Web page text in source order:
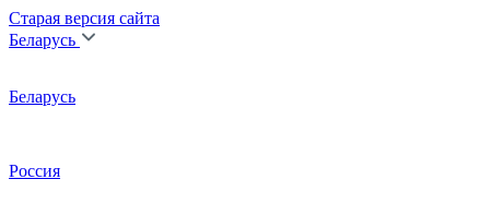
Старая версия сайта
Беларусь
Беларусь
Россия